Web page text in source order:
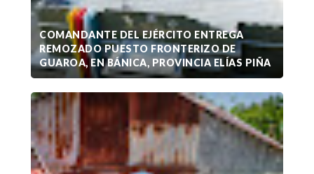
COMANDANTE DEL EJÉRCITO ENTREGA
REMOZADO PUESTO FRONTERIZO DE
GUAROA, EN BÁNICA, PROVINCIA ELÍAS PIÑA